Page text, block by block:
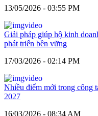
13/05/2026 - 03:55 PM
Giải pháp giúp hộ kinh
phát triển bền vững
17/03/2026 - 02:14 PM
Nhiều điểm mới trong công
2027
16/03/2026 - 08:34 AM